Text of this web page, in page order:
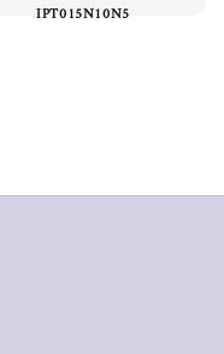
IPT015N10N5